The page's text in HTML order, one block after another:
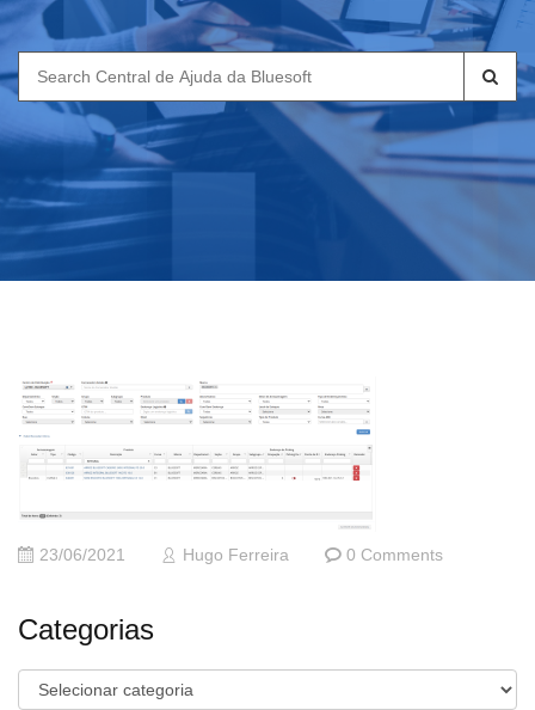
Search
for:
23/06/2021 Hugo Ferreira 0 Comments
Categorias
Categorias